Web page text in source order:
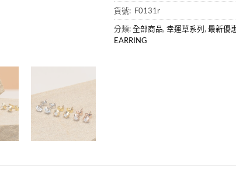
貨號: F0131r
分類:全部商品, 幸運草系列, 最新優
EARRING